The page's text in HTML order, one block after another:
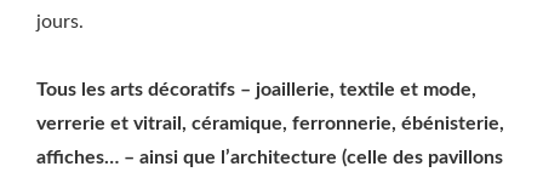
jours.
Tous les arts décoratifs – joaillerie, textile et mode,
verrerie et vitrail, céramique, ferronnerie, ébénisterie,
affiches… – ainsi que l’architecture (celle des pavillons